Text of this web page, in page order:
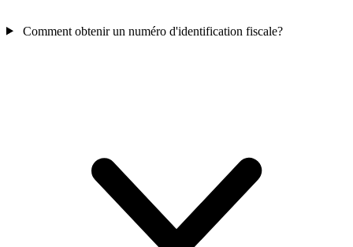
Comment obtenir un numéro d'identification fiscale?